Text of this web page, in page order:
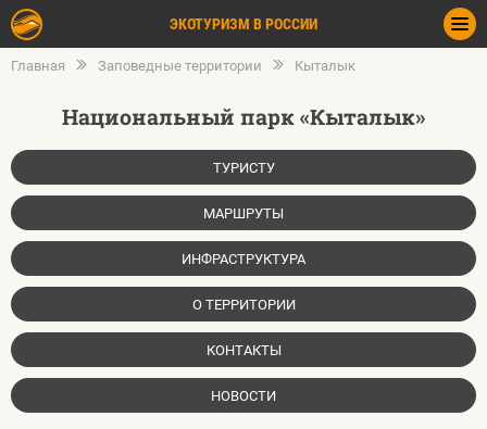
ЭКОТУРИЗМ В РОССИИ
Главная Заповедные территории Кыталык
Национальный парк «Кыталык»
ТУРИСТУ
МАРШРУТЫ
ИНФРАСТРУКТУРА
О ТЕРРИТОРИИ
КОНТАКТЫ
НОВОСТИ